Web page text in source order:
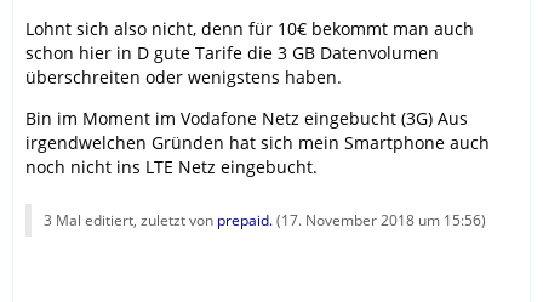
Lohnt sich also nicht, denn für 10€ bekommt man auch
schon hier in D gute Tarife die 3 GB Datenvolumen
überschreiten oder wenigstens haben.
Bin im Moment im Vodafone Netz eingebucht (3G) Aus
irgendwelchen Gründen hat sich mein Smartphone auch
noch nicht ins LTE Netz eingebucht.
3 Mal editiert, zuletzt von prepaid.(17. November 2018 um 15:56)